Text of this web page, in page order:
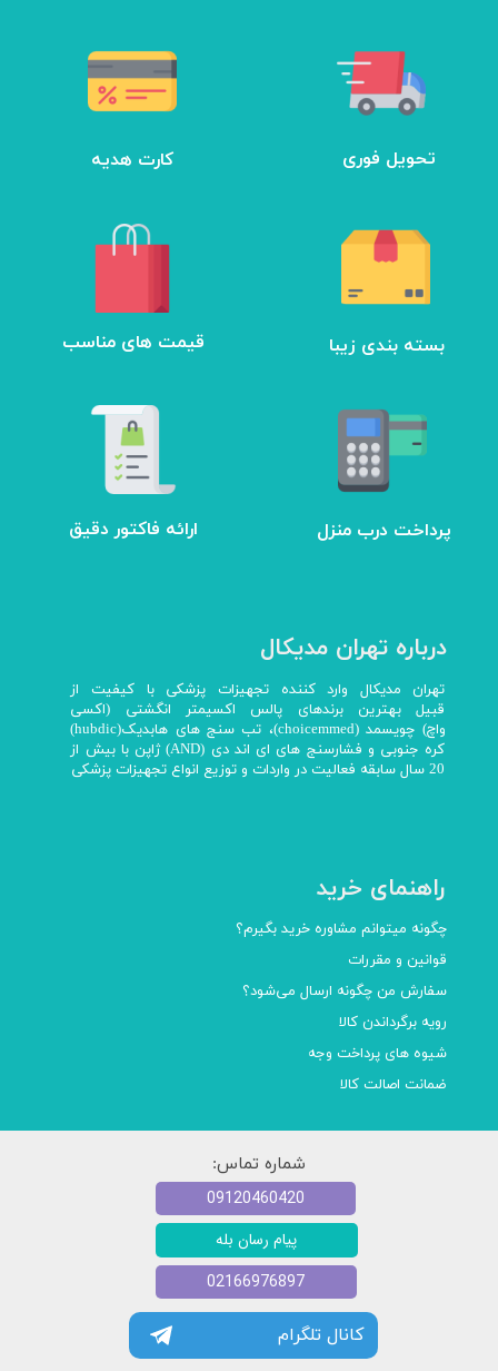
تحویل فوری کارت هدیه
​قیمت های مناسب بسته بندی زیبا
ارائه فاکتور دقیق پرداخت درب منزل
درباره تهران مدیکال
تهران مدیکال وارد کننده تجهیزات پزشکی با کیفیت از
قبیل بهترین برندهای پالس اکسیمتر انگشتی (اکسی
واچ) چویسمد (choicemmed)، تب سنج های هابدیک(hubdic)
کره جنوبی و فشارسنج های ای اند دی (AND) ژاپن با بیش از
20 سال سابقه فعالیت در واردات و توزیع انواع تجهیزات پزشکی
راهنمای خرید
چگونه میتوانم مشاوره خرید بگیرم؟
قوانین و مقررات
سفارش من چگونه ارسال می‌شود؟
رویه برگرداندن کالا
شیوه های پرداخت وجه
ضمانت اصالت کالا
شماره تماس:
کانال تلگرام
پیام رسان بله
09120460420
02166976897